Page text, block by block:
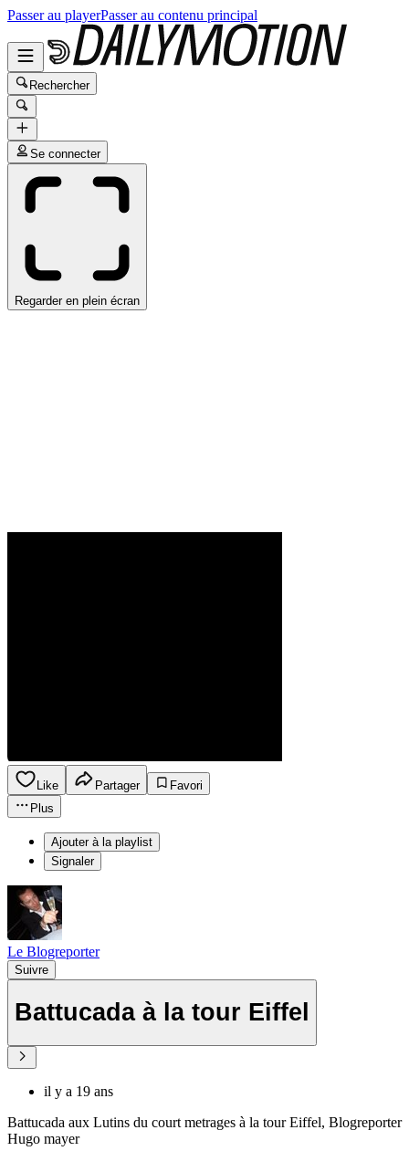
Passer au playerPasser au contenu principal
Rechercher
Se connecter
Regarder en plein écran
Like Partager
Favori
Plus
Ajouter à la playlist
Signaler
Le Blogreporter
Suivre
Battucada à la tour Eiffel
il y a 19 ans
Battucada aux Lutins du court metrages à la tour Eiffel, Blogreporter
Hugo mayer